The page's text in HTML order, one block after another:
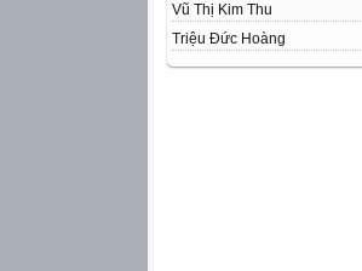
Vũ Thị Kim Thu
Triệu Đức Hoàng